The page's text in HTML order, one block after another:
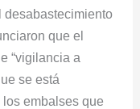
desabastecimiento
que el
“vigilancia a
se está
embalses que